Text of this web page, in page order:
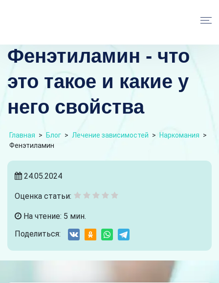
Фенэтиламин - что
это такое и какие у
него свойства
Главная > Блог > Лечение зависимостей > Наркомания >
Фенэтиламин
24.05.2024
Оценка статьи:
На чтение: 5 мин.
Поделиться: